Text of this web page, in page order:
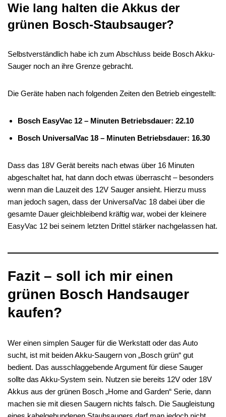
Wie lang halten die Akkus der
grünen Bosch-Staubsauger?
Selbstverständlich habe ich zum Abschluss beide Bosch Akku-
Sauger noch an ihre Grenze gebracht.
Die Geräte haben nach folgenden Zeiten den Betrieb eingestellt:
Bosch EasyVac 12 – Minuten Betriebsdauer: 22.10
Bosch UniversalVac 18 – Minuten Betriebsdauer: 16.30
Dass das 18V Gerät bereits nach etwas über 16 Minuten
abgeschaltet hat, hat dann doch etwas überrascht – besonders
wenn man die Lauzeit des 12V Sauger ansieht. Hierzu muss
man jedoch sagen, dass der UniversalVac 18 dabei über die
gesamte Dauer gleichbleibend kräftig war, wobei der kleinere
EasyVac 12 bei seinem letzten Drittel stärker nachgelassen hat.
Fazit – soll ich mir einen
grünen Bosch Handsauger
kaufen?
Wer einen simplen Sauger für die Werkstatt oder das Auto
sucht, ist mit beiden Akku-Saugern von „Bosch grün“ gut
bedient. Das ausschlaggebende Argument für diese Sauger
sollte das Akku-System sein. Nutzen sie bereits 12V oder 18V
Akkus aus der grünen Bosch „Home and Garden“ Serie, dann
machen sie mit diesen Saugern nichts falsch. Die Saugleistung